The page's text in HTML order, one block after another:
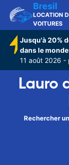
Bresil
LOCATION
VOITURES
Jusqu'à 20%
dans le
11 août 2026 -
Lauro
Rechercher